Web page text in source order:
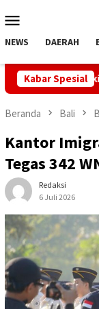
ke
Mobile
NEWS DAERAH
Kabar Spesial
Apresiasi
Beranda Bali
Kantor
Tegas 342
Redaksi
6 Juli 2026